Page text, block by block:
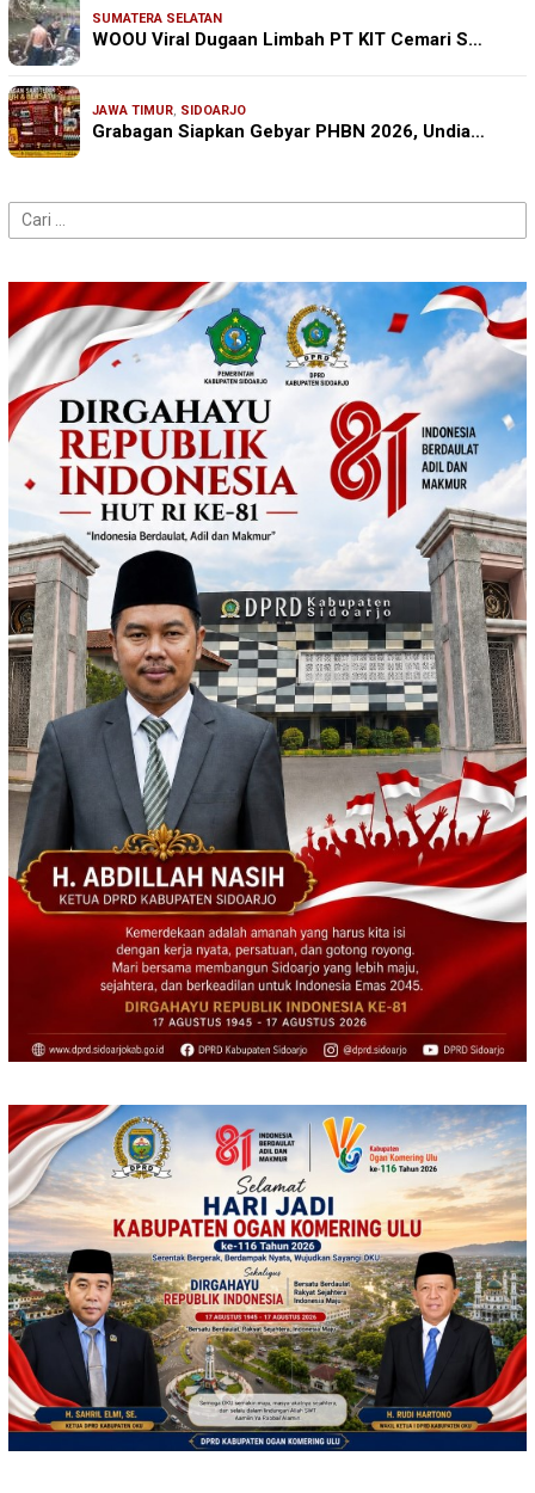
SUMATERA SELATAN
WOOU Viral Dugaan Limbah PT KIT Cemari S…
JAWA TIMUR, SIDOARJO
Grabagan Siapkan Gebyar PHBN 2026, Undia…
Cari
untuk: